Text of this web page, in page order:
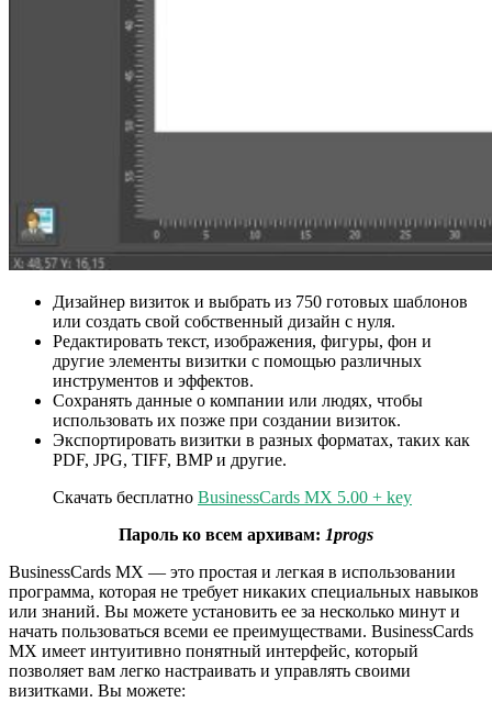
Дизайнер визиток и выбрать из 750 готовых шаблонов
или создать свой собственный дизайн с нуля.
Редактировать текст, изображения, фигуры, фон и
другие элементы визитки с помощью различных
инструментов и эффектов.
Сохранять данные о компании или людях, чтобы
использовать их позже при создании визиток.
Экспортировать визитки в разных форматах, таких как
PDF, JPG, TIFF, BMP и другие.
Скачать бесплатно BusinessCards MX 5.00 + key
Пароль ко всем архивам: 1progs
BusinessCards MX — это простая и легкая в использовании
программа, которая не требует никаких специальных навыков
или знаний. Вы можете установить ее за несколько минут и
начать пользоваться всеми ее преимуществами. BusinessCards
MX имеет интуитивно понятный интерфейс, который
позволяет вам легко настраивать и управлять своими
визитками. Вы можете: